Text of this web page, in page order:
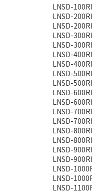
LNSD-
LNSD-
LNSD-
LNSD-
LNSD-
LNSD-
LNSD-
LNSD-
LNSD-
LNSD-
LNSD-
LNSD-
LNSD-
LNSD-
LNSD-
LNSD-
LNSD-
LNSD-
LNSD-
LNSD-